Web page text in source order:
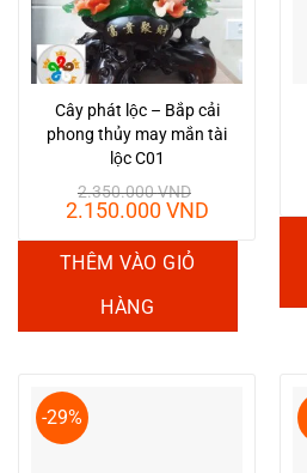
Cây phát lộc – Bắp cải
phong thủy may mắn tài
lộc C01
2.350.000VND
Giá
là:
2.350.000 VND.
2.150.000VNDGiá
THÊM VÀO GIỎ
HÀNG
-29%